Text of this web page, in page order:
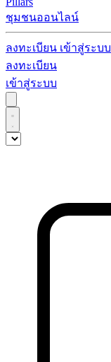
ชุมชนออนไลน์
ลงทะเบียน เข้าสู่ระบบ
ลงทะเบียน
เข้าสู่ระบบ